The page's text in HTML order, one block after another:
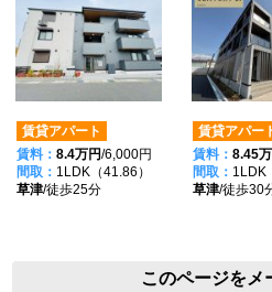
賃貸アパート
賃料： 8.4万円/6,000円
間取： 1LDK（41.86）
草津/徒歩25分
賃貸アパー
賃料： 8.45
間取： 1LDK
草津/徒歩30
このページをメ